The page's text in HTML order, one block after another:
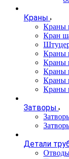
Краны
Краны
Кран
Краны
Краны
Краны
Краны
Краны
Затворы
Детали